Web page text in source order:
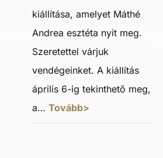
kiállítása, amelyet Máthé
Andrea esztéta nyit meg.
Szeretettel várjuk
vendégeinket. A kiállítás
április 6-ig tekinthető meg,
a… Tovább>